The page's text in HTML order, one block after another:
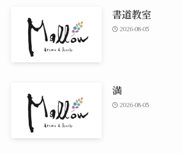
書道教室
2026-08-05
満
2026-08-05